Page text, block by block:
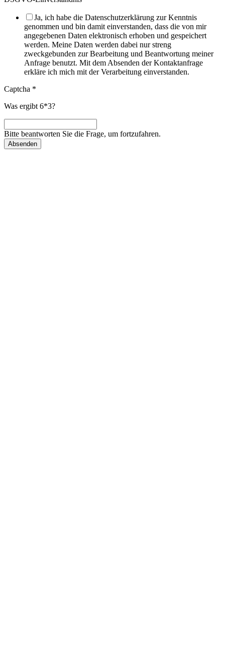
Ja, ich habe die Datenschutzerklärung zur Kenntnis
genommen und bin damit einverstanden, dass die von mir
angegebenen Daten elektronisch erhoben und gespeichert
werden. Meine Daten werden dabei nur streng
zweckgebunden zur Bearbeitung und Beantwortung meiner
Anfrage benutzt. Mit dem Absenden der Kontaktanfrage
erkläre ich mich mit der Verarbeitung einverstanden.
Captcha *
Was ergibt 6*3?
Bitte beantworten Sie die Frage, um fortzufahren.
Absenden